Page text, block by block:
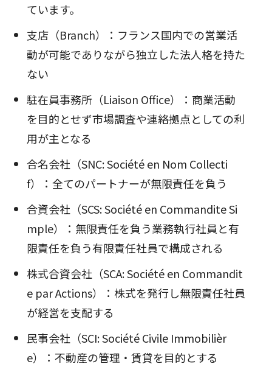
ています。
支店（Branch）：フランス国内での営業活
動が可能でありながら独立した法人格を持た
ない
駐在員事務所（Liaison Office）：商業活動
を目的とせず市場調査や連絡拠点としての利
用が主となる
合名会社（SNC: Société en Nom Collecti
f）：全てのパートナーが無限責任を負う
合資会社（SCS: Société en Commandite Si
mple）：無限責任を負う業務執行社員と有
限責任を負う有限責任社員で構成される
株式合資会社（SCA: Société en Commandit
e par Actions）：株式を発行し無限責任社員
が経営を支配する
民事会社（SCI: Société Civile Immobilièr
e）：不動産の管理・賃貸を目的とする